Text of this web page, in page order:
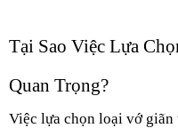
Tại Sao Việc Lựa
Quan Trọng?
Việc lựa chọn loại vớ